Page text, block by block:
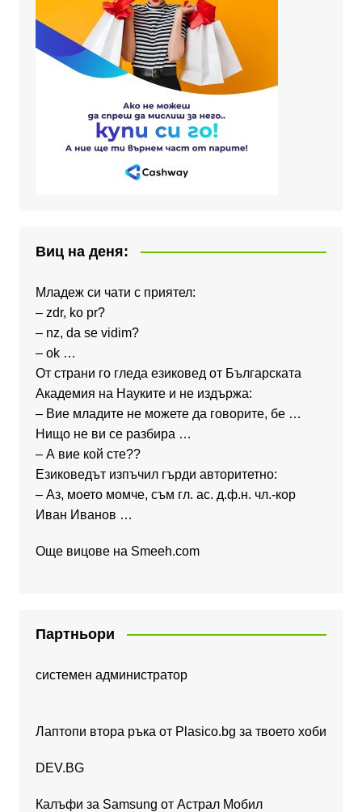
Виц на деня:
Младеж си чати с приятел:
– zdr, ko pr?
– nz, da se vidim?
– ok …
От страни го гледа езиковед от Българската
Академия на Науките и не издържа:
– Вие младите не можете да говорите, бе …
Нищо не ви се разбира …
– А вие кой сте??
Езиковедът изпъчил гърди авторитетно:
– Аз, моето момче, съм гл. ас. д.ф.н. чл.-кор
Иван Иванов …
Още вицове на Smeeh.com
Партньори
системен администратор
Лаптопи втора ръка от Plasico.bg за твоето хоби
DEV.BG
Калъфи за Samsung от Астрал Мобил